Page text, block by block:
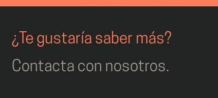
¿Te gustaría saber más?
Contacta con nosotros.